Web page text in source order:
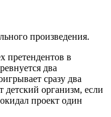
произведения.
претендентов в
два
сразу два
организм, если
проект один